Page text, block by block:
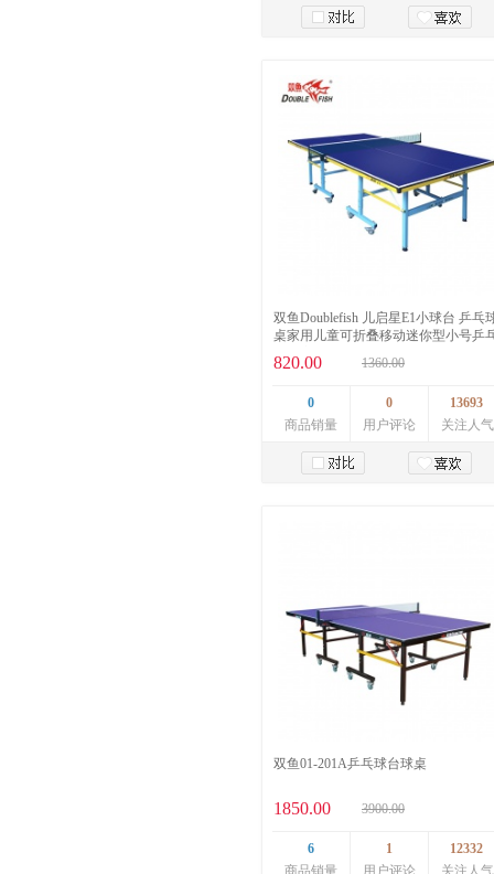
双鱼Doublefish 儿启星E1小球台 乒乓
桌家用儿童可折叠移动迷你型小号乒
球台室内兵乓球桌
820.00 1360.00
0
商品销量
0
用户评论
13693
关注人气
双鱼01-201A乒乓球台球桌
1850.00 3900.00
6
商品销量
1
用户评论
12332
关注人气